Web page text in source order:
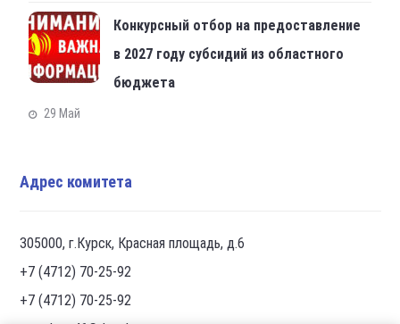
Конкурсный отбор на предоставление
в 2027 году субсидий из областного
бюджета
29 Май
Адрес комитета
305000, г.Курск, Красная площадь, д.6
+7 (4712) 70-25-92
+7 (4712) 70-25-92